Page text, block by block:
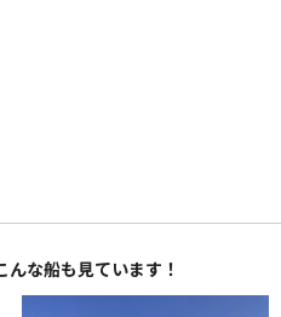
んな船も見ています！